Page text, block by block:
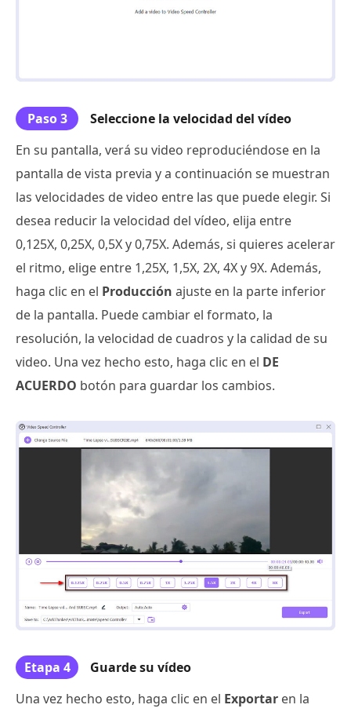
Paso 3
Seleccione la velocidad del vídeo
En su pantalla, verá su video reproduciéndose en la
pantalla de vista previa y a continuación se muestran
las velocidades de video entre las que puede elegir. Si
desea reducir la velocidad del vídeo, elija entre
0,125X, 0,25X, 0,5X y 0,75X. Además, si quieres acelerar
el ritmo, elige entre 1,25X, 1,5X, 2X, 4X y 9X. Además,
haga clic en el Producción ajuste en la parte inferior
de la pantalla. Puede cambiar el formato, la
resolución, la velocidad de cuadros y la calidad de su
video. Una vez hecho esto, haga clic en el DE
ACUERDO botón para guardar los cambios.
Etapa 4
Guarde su vídeo
Una vez hecho esto, haga clic en el Exportar en la